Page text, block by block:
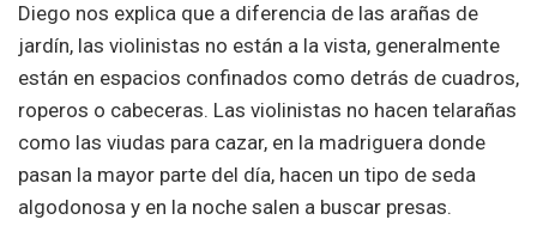
Diego nos explica que a diferencia de las arañas de
jardín, las violinistas no están a la vista, generalmente
están en espacios confinados como detrás de cuadros,
roperos o cabeceras. Las violinistas no hacen telarañas
como las viudas para cazar, en la madriguera donde
pasan la mayor parte del día, hacen un tipo de seda
algodonosa y en la noche salen a buscar presas.